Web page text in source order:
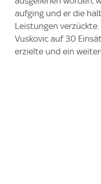
aufging und er die
Leistungen
Vuskovic auf 30
erzielte und ein